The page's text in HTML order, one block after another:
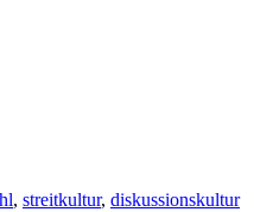
, streitkultur, diskussionskultur